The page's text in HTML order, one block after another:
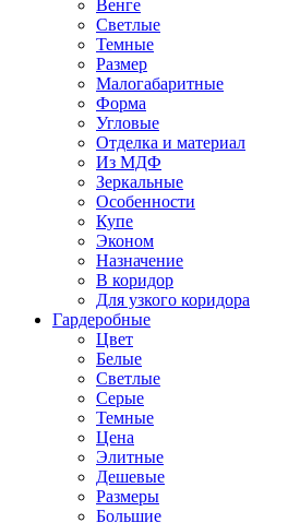
Венге
Светлые
Темные
Размер
Малогабаритные
Форма
Угловые
Отделка и материал
Из МДФ
Зеркальные
Особенности
Купе
Эконом
Назначение
В коридор
Для узкого коридора
Гардеробные
Цвет
Белые
Светлые
Серые
Темные
Цена
Элитные
Дешевые
Размеры
Большие